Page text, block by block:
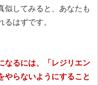
似してみると、あなたも
はずです。
なるには、「レジリエン
やらないようにすること